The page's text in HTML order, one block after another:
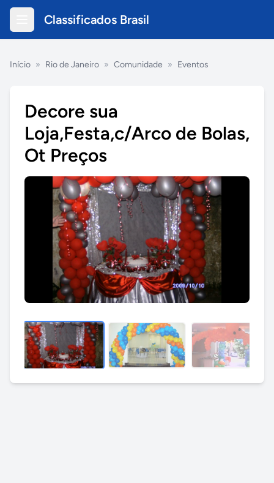
Classificados Brasil
Início » Rio de Janeiro » Comunidade » Eventos
Decore sua
Loja,Festa,c/Arco de Bolas,
Ot Preços